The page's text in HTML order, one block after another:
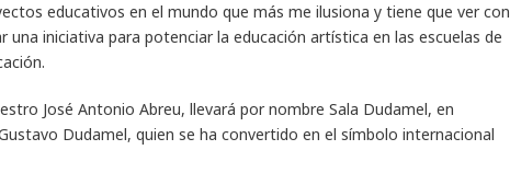
educativos en el mundo que más me ilusiona y tiene que ver con
una iniciativa para potenciar la educación artística en las escuelas de
José Antonio Abreu, llevará por nombre Sala Dudamel, en
Dudamel, quien se ha convertido en el símbolo internacional